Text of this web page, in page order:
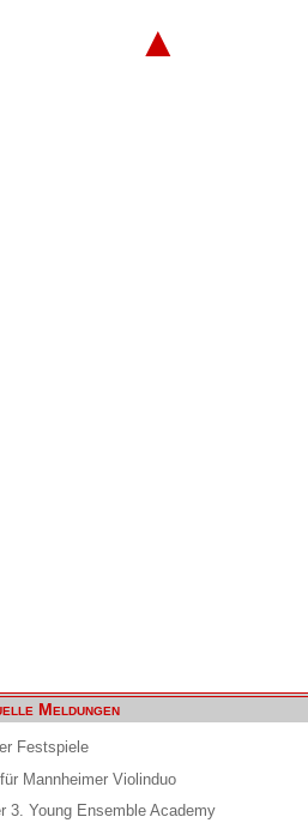
▲
Meldungen
Festspiele
Mannheimer Violinduo
3. Young Ensemble Academy